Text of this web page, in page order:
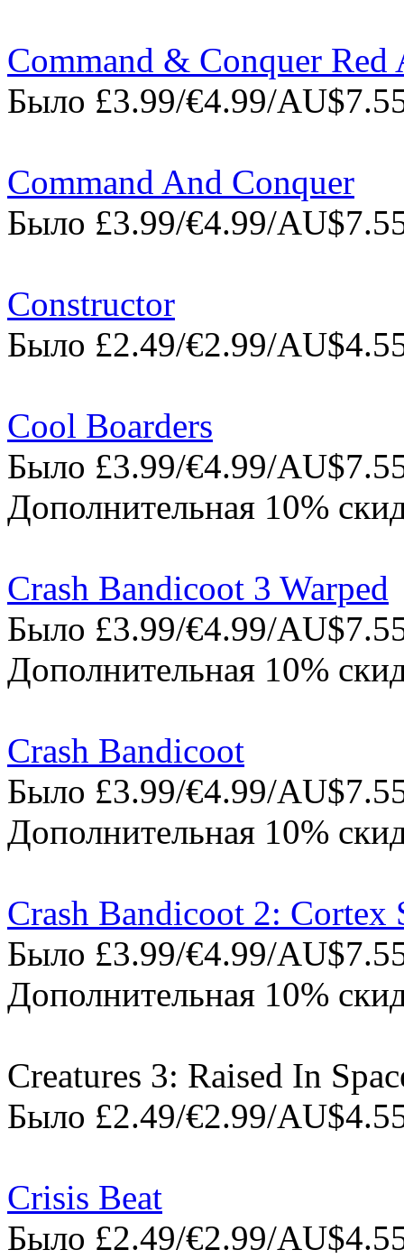
Command & Conquer Red
Было £3.99/€4.99/
Command And Conquer
Было £3.99/€4.99/
Constructor
Было £2.49/€2.99/
Cool Boarders
Было £3.99/€4.99/
Дополнительная 10%
Crash Bandicoot 3 Warped
Было £3.99/€4.99/
Дополнительная 10%
Crash Bandicoot
Было £3.99/€4.99/
Дополнительная 10%
Crash Bandicoot 2: Cortex
Было £3.99/€4.99/
Дополнительная 10%
Creatures 3: Raised In
Было £2.49/€2.99/
Crisis Beat
Было £2.49/€2.99/